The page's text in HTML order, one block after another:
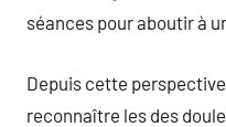
séances pour aboutir à
Depuis cette
reconnaître les des